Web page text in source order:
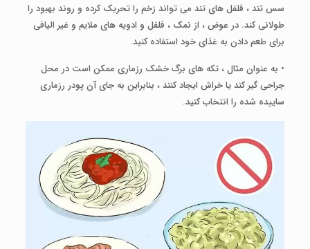
سس تند ، فلفل های تند می تواند زخم را تحریک کرده و روند بهبود را
طولانی کند. در عوض ، از نمک ، فلفل و ادویه های ملایم و غیر الیافی
برای طعم دادن به غذای خود استفاده کنید.
• به عنوان مثال ، تکه های برگ خشک رزماری ممکن است در محل
جراحی گیر کند یا خراش ایجاد کنند ، بنابراین به جای آن پودر رزماری
ساییده شده را انتخاب کنید.